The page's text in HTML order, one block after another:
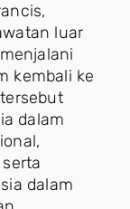
luar
kembali ke
dalam
dalam